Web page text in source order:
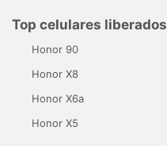
Top celulares liberados
Honor 90
Honor X8
Honor X6a
Honor X5